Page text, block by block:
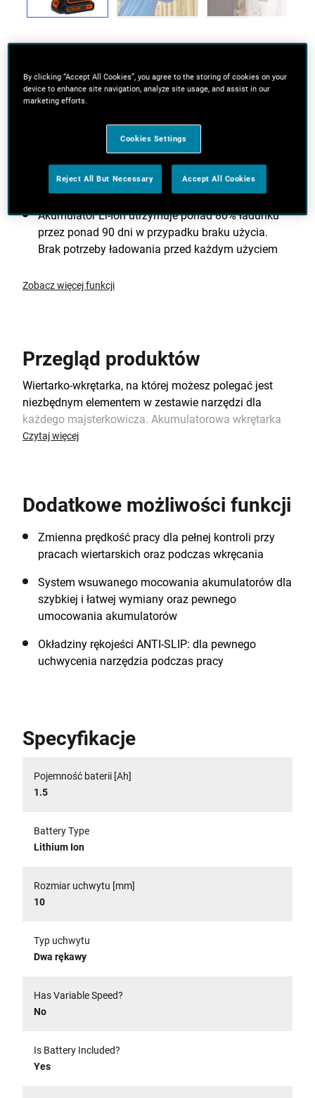
Moc i prędkość do wiercenia w drewnie, metalu
oraz do szerokiego zakresu prac wkrętarskich
10 ustawień momentu obrotowego dla
precyzyjnego wkręcania w różnego rodzaju
materiały przy użyciu wkrętów o różnych
rozmiarach
Akumulator Li-Ion utrzymuje ponad 80% ładunku
przez ponad 90 dni w przypadku braku użycia.
Brak potrzeby ładowania przed każdym użyciem
Zobacz więcej funkcji
Przegląd produktów
Wiertarko-wkrętarka, na której możesz polegać jest
niezbędnym elementem w zestawie narzędzi dla
każdego majsterkowicza. Akumulatorowa wkrętarka
18 V od BLACK+DECKER zapewnia prędkość, wysoki
takich jak drewno, metal czy tworzywa sztuczne. 10-
pozycyjne sprzęgło zapewnia wiercenie i wkręcanie z
precyzją, podczas gdy kompaktowa i lekka
konstrukcja gwarantuje komfort podczas pracy w
BLACK+DECKER o napięciu 18V w technologii litowo-
jonowej. Jeden system akumulatorowy, niekończące
się możliwości.
Czytaj więcej
Dodatkowe możliwości funkcji
Zmienna prędkość pracy dla pełnej kontroli przy
pracach wiertarskich oraz podczas wkręcania
System wsuwanego mocowania akumulatorów dla
szybkiej i łatwej wymiany oraz pewnego
umocowania akumulatorów
Okładziny rękojeści ANTI-SLIP: dla pewnego
uchwycenia narzędzia podczas pracy
Specyfikacje
Pojemność baterii [Ah]
1.5
Battery Type
Lithium Ion
Rozmiar uchwytu [mm]
10
Typ uchwytu
Dwa rękawy
Has Variable Speed?
No
Is Battery Included?
Yes
By clicking “Accept All Cookies”, you agree to the storing of cookies on your
device to enhance site navigation, analyze site usage, and assist in our
marketing efforts.
Cookies Settings
Reject All But Necessary Accept All Cookies